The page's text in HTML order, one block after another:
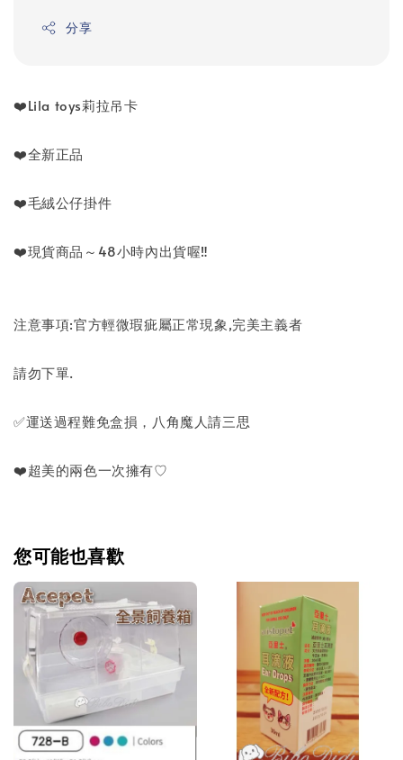
分享
❤️Lila toys莉拉吊卡
❤️全新正品
❤️毛絨公仔掛件
❤️現貨商品～48小時內出貨喔‼️
注意事項:官方輕微瑕疵屬正常現象,完美主義者
請勿下單.
✅️運送過程難免盒損，八角魔人請三思
❤️超美的兩色一次擁有♡
您可能也喜歡